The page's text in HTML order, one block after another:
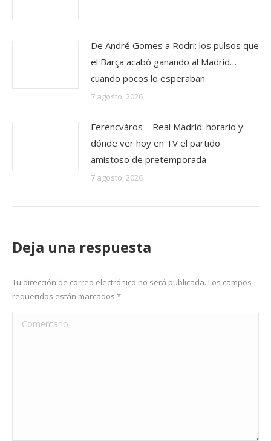
De André Gomes a Rodri: los pulsos que
el Barça acabó ganando al Madrid…
cuando pocos lo esperaban
7 agosto, 2026
Ferencváros – Real Madrid: horario y
dónde ver hoy en TV el partido
amistoso de pretemporada
7 agosto, 2026
Deja una respuesta
Tu dirección de correo electrónico no será publicada. Los campos
requeridos están marcados *
Comentario